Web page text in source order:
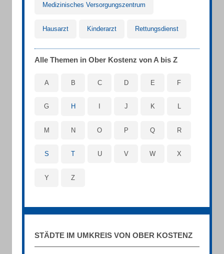
Medizinisches Versorgungszentrum
Hausarzt Kinderarzt Rettungsdienst
Alle Themen in Ober Kostenz von A bis Z
A B C D E F
G H J K L
M N O P Q R
S T U V W X
Y Z
STÄDTE IM UMKREIS VON OBER KOSTENZ